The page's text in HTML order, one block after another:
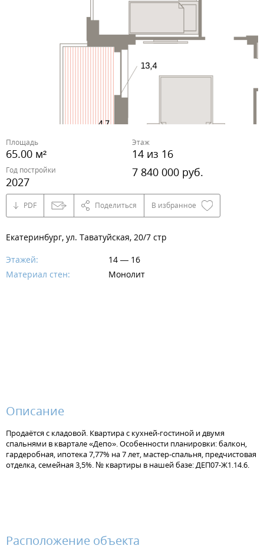
Площадь
65.00 м²
Этаж
14 из 16
Год постройки
2027
7 840 000 руб.
PDF Поделиться В избранное
Екатеринбург, ул. Таватуйская, 20/7 стр
Этажей:
14 — 16
Материал стен:
Монолит
Описание
Продаётся с кладовой. Квартира с кухней-гостиной и двумя
спальнями в квартале «Депо». Особенности планировки: балкон,
гардеробная, ипотека 7,77% на 7 лет, мастер-спальня, предчистовая
отделка, семейная 3,5%. № квартиры в нашей базе: ДЕП07-Ж1.14.6.
Расположение объекта